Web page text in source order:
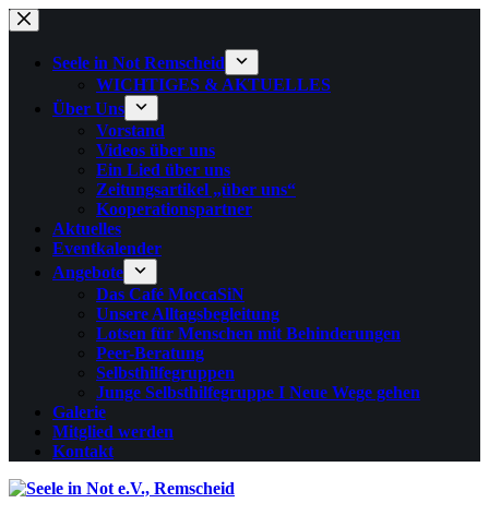
Zum
Inhalt
springenSeele in Not Remscheid
WICHTIGES & AKTUELLES
Über Uns
Vorstand
Videos über uns
Ein Lied über uns
Zeitungsartikel „über uns“
Kooperationspartner
Aktuelles
Eventkalender
Angebote
Das Café MoccaSiN
Unsere Alltagsbegleitung
Lotsen für Menschen mit Behinderungen
Peer-Beratung
Selbsthilfegruppen
Junge Selbsthilfegruppe I Neue Wege gehen
Galerie
Mitglied werden
Kontakt